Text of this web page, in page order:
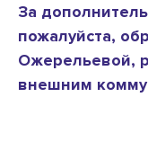
За
пожалуйста,
Ожерельевой,
внешним